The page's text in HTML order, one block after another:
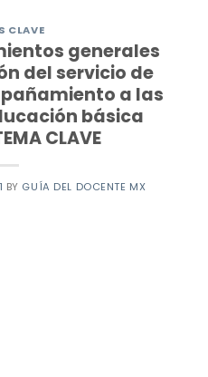
CLAVE
generales
del servicio de
a las
básica
CLAVE
BY GUÍA DEL DOCENTE MX